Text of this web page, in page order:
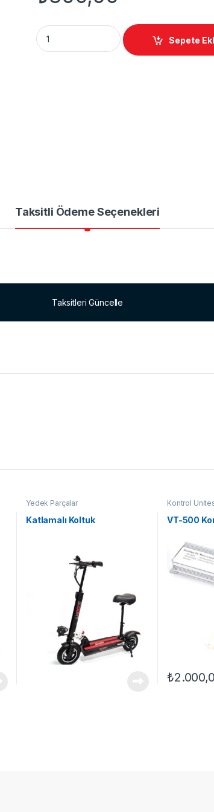
Arka Amortisör quantity
Sepete
Taksitli Ödeme Seçenekleri
Taksitleri Güncelle
Yedek Parçalar
Katlamalı Koltuk
Kontrol
VT-500
₺